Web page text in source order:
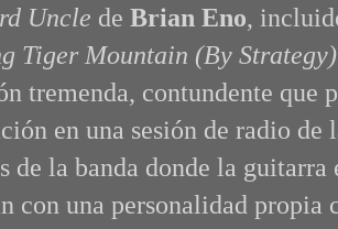
Uncle de Brian Eno,
Tiger Mountain (By Strategy)
tremenda, contundente que
en una sesión de radio
de la banda donde la
con una personalidad propia